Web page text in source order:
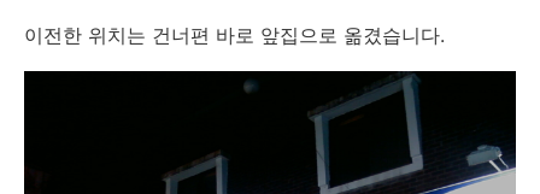
이전한 위치는 건너편 바로 앞집으로 옮겼습니다.